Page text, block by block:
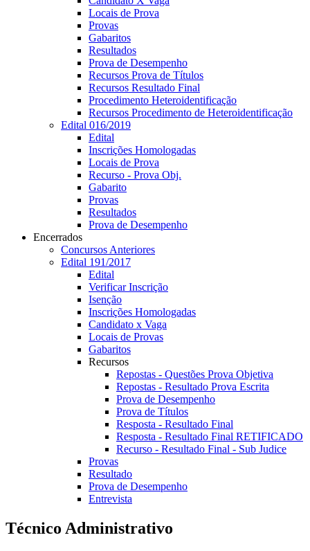
Locais de Prova
Provas
Gabaritos
Resultados
Prova de Desempenho
Recursos Prova de Títulos
Recursos Resultado Final
Procedimento Heteroidentificação
Recursos Procedimento de Heteroidentificação
Edital 016/2019
Edital
Inscrições Homologadas
Locais de Prova
Recurso - Prova Obj.
Gabarito
Provas
Resultados
Prova de Desempenho
Encerrados
Concursos Anteriores
Edital 191/2017
Edital
Verificar Inscrição
Isenção
Inscrições Homologadas
Candidato x Vaga
Locais de Provas
Gabaritos
Recursos
Repostas - Questões Prova Objetiva
Repostas - Resultado Prova Escrita
Prova de Desempenho
Prova de Títulos
Resposta - Resultado Final
Resposta - Resultado Final RETIFICADO
Recurso - Resultado Final - Sub Judice
Provas
Resultado
Prova de Desempenho
Entrevista
Técnico Administrativo